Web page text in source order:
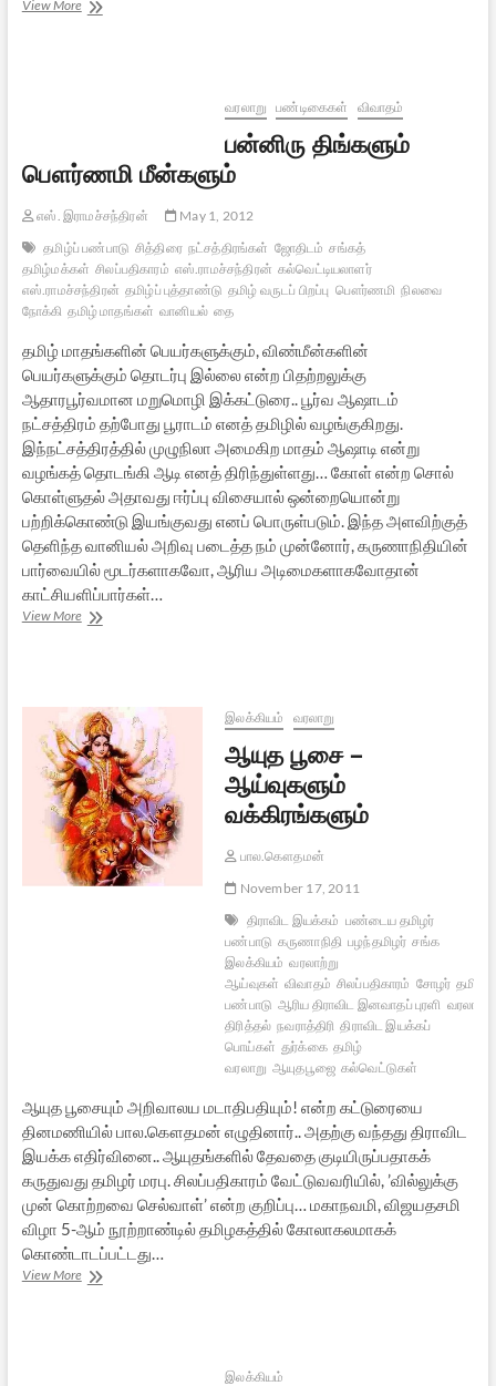
View Moreஇந்தியப்
வரலாறு
பண்டிகைகள் விவாதம்
பன்னிரு திங்களும்
பௌர்ணமி மீன்களும்
எஸ். இராமச்சந்திரன்
May 1, 2012
தமிழ்ப் பண்பாடு சித்திரை நட்சத்திரங்கள் ஜோதிடம் சங்கத்
தமிழ்மக்கள் சிலப்பதிகாரம் எஸ்.ராமச்சந்திரன் கல்வெட்டியலாளர்
எஸ்.ராமச்சந்திரன் தமிழ்ப் புத்தாண்டு தமிழ் வருடப் பிறப்பு பௌர்ணமி நிலவை
நோக்கி தமிழ் மாதங்கள் வானியல் தை
தமிழ் மாதங்களின் பெயர்களுக்கும், விண்மீன்களின்
பெயர்களுக்கும் தொடர்பு இல்லை என்ற பிதற்றலுக்கு
ஆதாரபூர்வமான மறுமொழி இக்கட்டுரை.. பூர்வ ஆஷாடம்
நட்சத்திரம் தற்போது பூராடம் எனத் தமிழில் வழங்குகிறது.
இந்நட்சத்திரத்தில் முழுநிலா அமைகிற மாதம் ஆஷாடி என்று
வழங்கத் தொடங்கி ஆடி எனத் திரிந்துள்ளது… கோள் என்ற சொல்
கொள்ளுதல் அதாவது ஈர்ப்பு விசையால் ஒன்றையொன்று
பற்றிக்கொண்டு இயங்குவது எனப் பொருள்படும். இந்த அளவிற்குத்
தெளிந்த வானியல் அறிவு படைத்த நம் முன்னோர், கருணாநிதியின்
பார்வையில் மூடர்களாகவோ, ஆரிய அடிமைகளாகவோதான்
காட்சியளிப்பார்கள்…
View Moreபன்னிரு
இலக்கியம் வரலாறு
ஆயுத பூசை –
ஆய்வுகளும்
வக்கிரங்களும்
பால.கௌதமன்
November 17, 2011
திராவிட இயக்கம் பண்டைய தமிழர்
பண்பாடு கருணாநிதி பழந்தமிழர் சங்க
இலக்கியம் வரலாற்று
ஆய்வுகள் விவாதம் சிலப்பதிகாரம் சோழர் தமிழர்
பண்பாடு ஆரிய திராவிட இனவாதப் புரளி
திரித்தல் நவராத்திரி திராவிட இயக்கப்
பொய்கள் துர்க்கை தமிழ்
வரலாறு ஆயுதபூஜை கல்வெட்டுகள்
ஆயுத பூசையும் அறிவாலய மடாதிபதியும்! என்ற கட்டுரையை
தினமணியில் பால.கௌதமன் எழுதினார்.. அதற்கு வந்தது திராவிட
இயக்க எதிர்வினை.. ஆயுதங்களில் தேவதை குடியிருப்பதாகக்
கருதுவது தமிழர் மரபு. சிலப்பதிகாரம் வேட்டுவவரியில், ’வில்லுக்கு
முன் கொற்றவை செல்வாள்’ என்ற குறிப்பு… மகாநவமி, விஜயதசமி
விழா 5-ஆம் நூற்றாண்டில் தமிழகத்தில் கோலாகலமாகக்
கொண்டாடப்பட்டது…
View Moreஆயுத
இலக்கியம்